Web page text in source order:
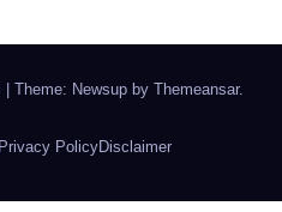
Theme: Newsup by Themeansar.
Privacy PolicyDisclaimer